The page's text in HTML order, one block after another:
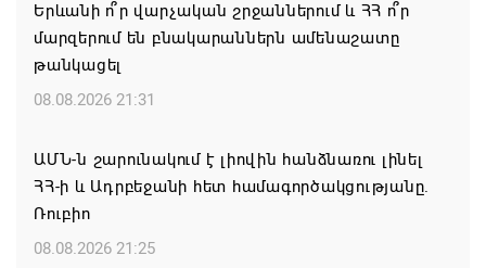
Երևանի ո՞ր վարչական շրջաններում և ՀՀ ո՞ր
մարզերում են բնակարաններն ամենաշատը
թանկացել
08.08.2026 21:31
ԱՄՆ-ն շարունակում է լիովին հանձնառու լինել
ՀՀ-ի և Ադրբեջանի հետ համագործակցությանը.
Ռուբիո
08.08.2026 21:25